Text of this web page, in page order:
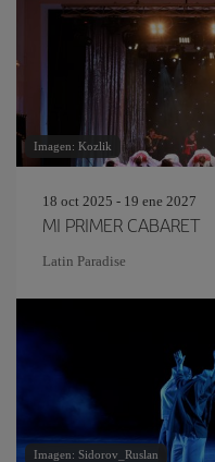
Imagen: Kozlik
18 oct 2025 - 19 ene 2027
MI PRIMER CABARET
Latin Paradise
Imagen: Sidorov_Ruslan